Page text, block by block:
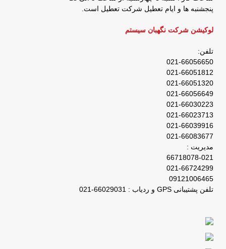
پنجشنبه ها و ایام تعطیل شرکت تعطیل است.
لوکیشن شرکت نگهبان سیستم
تلفن:
021-66056650
021-66051812
021-66051320
021-66056649
021-66030223
021-66023713
021-66039916
021-66083677
مدیریت :
66718078-021
021-66724299
09121006465
تلفن پشتیبانی GPS و ردیاب : 66029031-021